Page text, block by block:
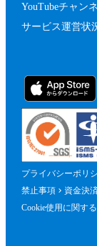
YouTubeチャン
サービス運営状
プライバシーポリ
禁止事項
資金決
Cookie使用に関す